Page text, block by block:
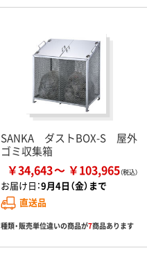
SANKA ダストBOX-S 屋外
ゴミ収集箱
￥34,643 ￥103,965
お届け日：9月4日（金）まで
直送品
種類・販売単位違いの商品が7商品あります